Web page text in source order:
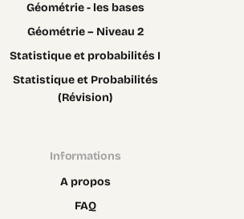
Géométrie - les bases
Géométrie – Niveau 2
Statistique et probabilités I
Statistique et Probabilités
(Révision)
Informations
A propos
FAQ